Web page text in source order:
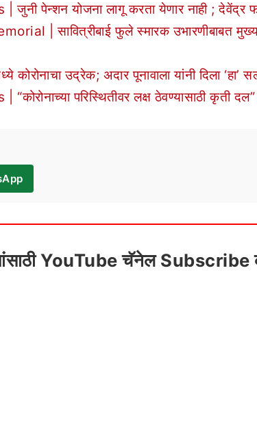
पेन्शन योजना लागू करता येणार नाही ; देवेंद्र
| सावित्रीबाई फुले स्मारक उभारणीबाबत
उद्रेक; अदार पूनावाला यांनी दिला ‘हा’
परिस्थितीवर लक्ष ठेवण्यासाठी कृती
YouTube चॅनेल Subscribe